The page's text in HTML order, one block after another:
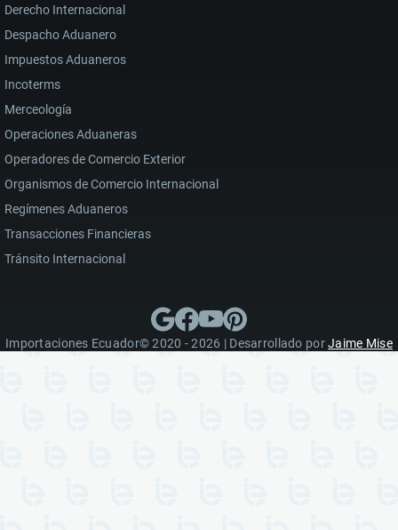
Derecho Internacional
Despacho Aduanero
Impuestos Aduaneros
Incoterms
Merceología
Operaciones Aduaneras
Operadores de Comercio Exterior
Organismos de Comercio Internacional
Regímenes Aduaneros
Transacciones Financieras
Tránsito Internacional
Importaciones Ecuador© 2020 - 2026 | Desarrollado porJaime Mise